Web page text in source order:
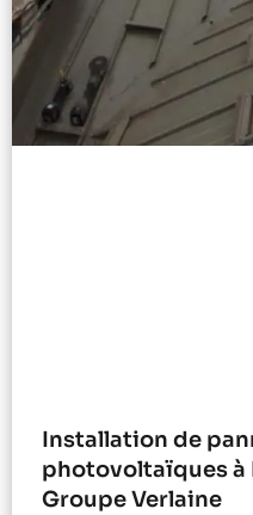
Installation de
photovoltaïques
Groupe Verlaine